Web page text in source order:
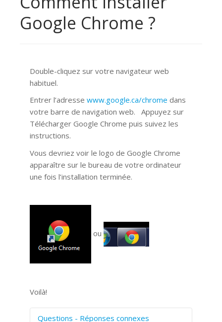
Google Chrome ?
Double-cliquez sur votre navigateur web
habituel.
Entrer l’adresse www.google.ca/chrome dans
votre barre de navigation web. Appuyez sur
Télécharger Google Chrome puis suivez les
instructions.
Vous devriez voir le logo de Google Chrome
apparaître sur le bureau de votre ordinateur
une fois l’installation terminée.
ou
Voilà!
Questions - Réponses connexes